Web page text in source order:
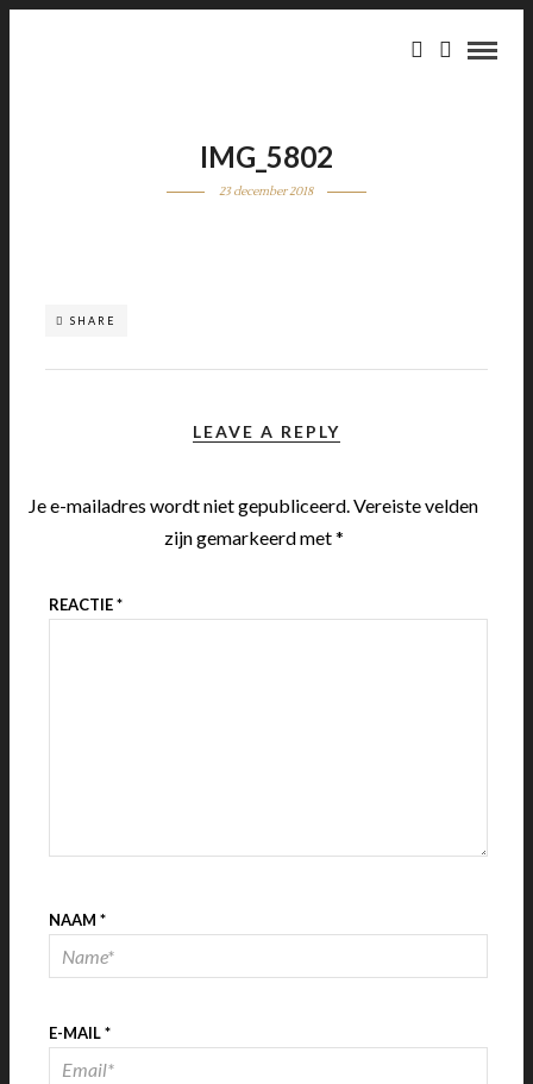
IMG_5802
23 december 2018
SHARE
LEAVE A REPLY
Je e-mailadres wordt niet gepubliceerd.Vereiste velden
zijn gemarkeerd met*
REACTIE*
NAAM *
E-MAIL*